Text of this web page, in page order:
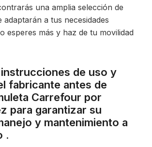
una amplia selección de
adaptarán a tus necesidades
esperes más y haz de tu movilidad
instrucciones de uso y
fabricante antes de
Carrefour por
para garantizar su
y mantenimiento a
.